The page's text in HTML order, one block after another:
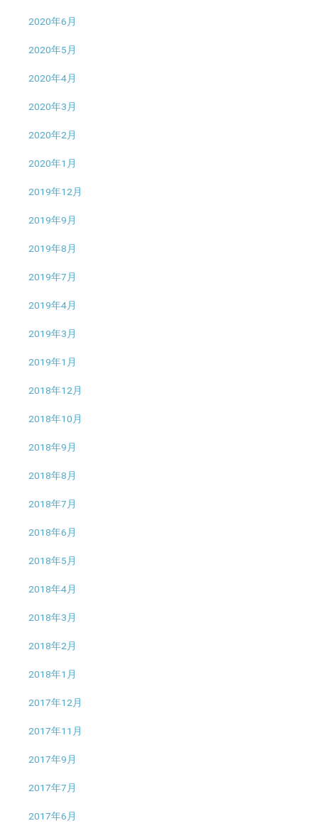
2020年6月
2020年5月
2020年4月
2020年3月
2020年2月
2020年1月
2019年12月
2019年9月
2019年8月
2019年7月
2019年4月
2019年3月
2019年1月
2018年12月
2018年10月
2018年9月
2018年8月
2018年7月
2018年6月
2018年5月
2018年4月
2018年3月
2018年2月
2018年1月
2017年12月
2017年11月
2017年9月
2017年7月
2017年6月